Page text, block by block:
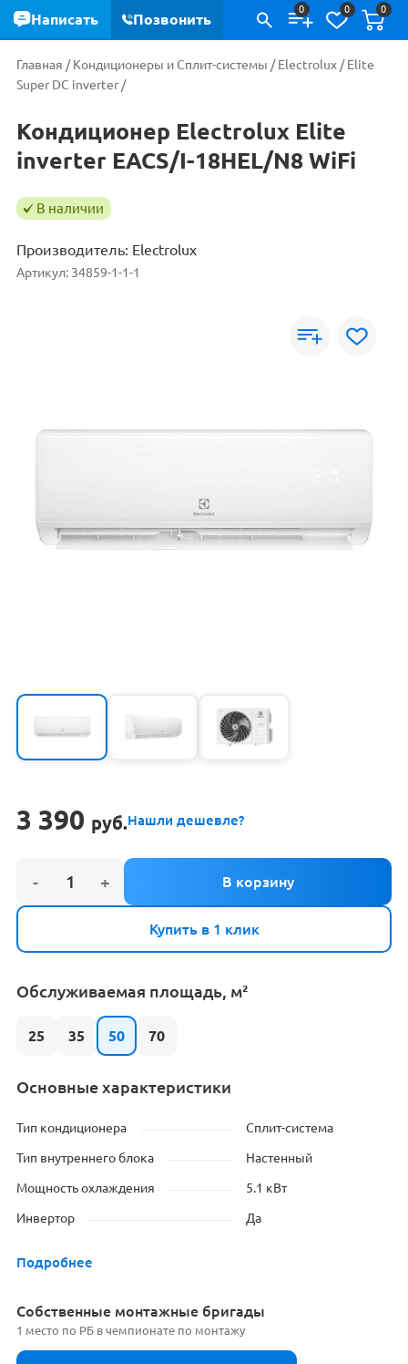
0 0 0
Главная /Кондиционеры и Сплит-системы /Electrolux /Elite
Super DC inverter /
Кондиционер Electrolux Elite
inverter EACS/I-18HEL/N8 WiFi
В наличии
Производитель: Electrolux
Артикул: 34859-1-1-1
3 390 руб.Нашли дешевле?
Купить в 1 клик
Обслуживаемая площадь, м²
25 35 50 70
Основные характеристики
Тип кондиционера Сплит-система
Тип внутреннего блока Настенный
Мощность охлаждения 5.1 кВт
Инвертор Да
Подробнее
Cобственные монтажные бригады
1 место по РБ в чемпионате по монтажу
Написать Позвонить